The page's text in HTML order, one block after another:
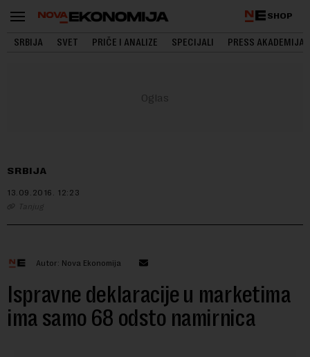
SHOP
SRBIJA SVET PRIČE I ANALIZE SPECIJALI PRESS AKADEMIJA
SRBIJA
13.09.2016. 12:23
Tanjug
Autor: Nova Ekonomija
Ispravne deklaracije u marketima
ima samo 68 odsto namirnica